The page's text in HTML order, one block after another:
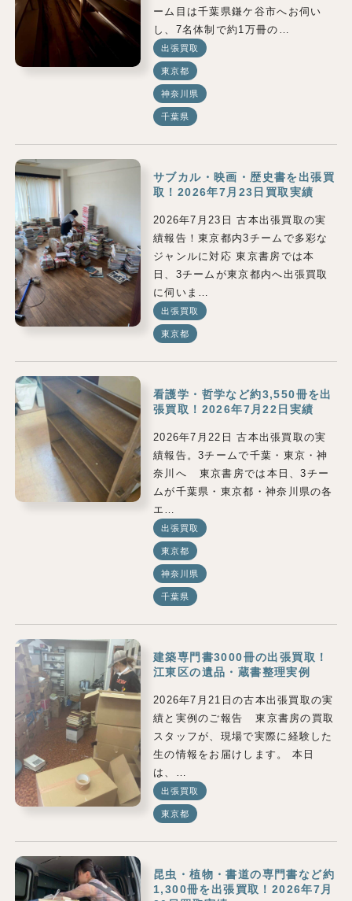
ーム目は千葉県鎌ケ谷市へお伺い
し、7名体制で約1万冊の…
出張買取
東京都
神奈川県
千葉県
サブカル・映画・歴史書を出張買
取！2026年7月23日買取実績
2026年7月23日 古本出張買取の実
績報告！東京都内3チームで多彩な
ジャンルに対応 東京書房では本
日、3チームが東京都内へ出張買取
に伺いま…
出張買取
東京都
看護学・哲学など約3,550冊を出
張買取！2026年7月22日実績
2026年7月22日 古本出張買取の実
績報告。3チームで千葉・東京・神
奈川へ 東京書房では本日、3チー
ムが千葉県・東京都・神奈川県の各
エ…
出張買取
東京都
神奈川県
千葉県
建築専門書3000冊の出張買取！
江東区の遺品・蔵書整理実例
2026年7月21日の古本出張買取の実
績と実例のご報告 東京書房の買取
スタッフが、現場で実際に経験した
生の情報をお届けします。 本日
は、…
出張買取
東京都
昆虫・植物・書道の専門書など約
1,300冊を出張買取！2026年7月